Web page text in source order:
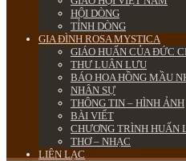
HỘI DÒNG
TỈNH DÒNG
GIA ĐÌNH ROSA MYSTICA
GIÁO HUẤN CỦA ĐỨC
THƯ LUÂN LƯU
BÁO HOA HỒNG MẦU
NHÂN SỰ
THÔNG TIN – HÌNH ẢNH
BÀI VIẾT
CHƯƠNG TRÌNH HUẤN
THƠ – NHẠC
LIÊN LẠC